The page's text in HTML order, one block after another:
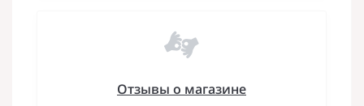
Отзывы о магазине